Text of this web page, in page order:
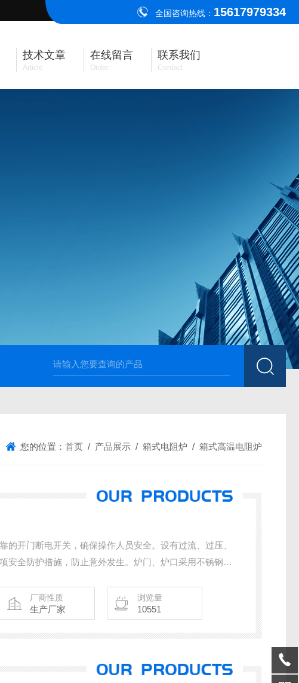
全国咨询热线： 15617979334
技术文章
Article
在线留言
Order
联系我们
Contact
高温烧结升降炉 可四面加热 1700度升降式马弗炉 烧
您的位置： 首页 / 产品展示 / 箱式电阻炉 / 箱式高温电阻炉
的开门断电开关，确保操作人员安全。设有过流、过压、
安全防护措施，防止意外发生。炉门、炉口采用不锈钢材
厂商性质
生产厂家
浏览量
10551